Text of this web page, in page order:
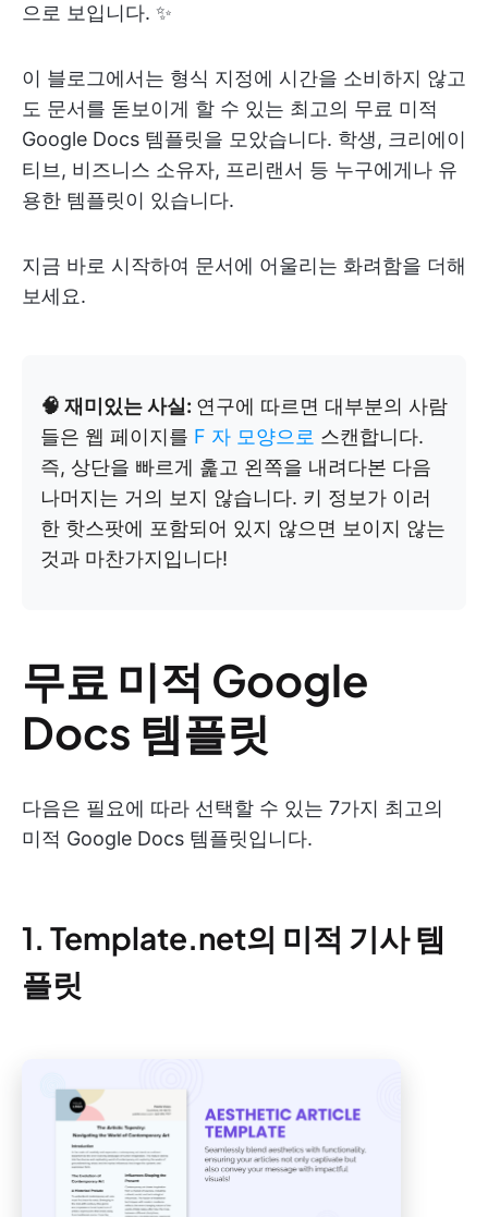
으로 보입니다. ✨
이 블로그에서는 형식 지정에 시간을 소비하지 않고
도 문서를 돋보이게 할 수 있는 최고의 무료 미적
Google Docs 템플릿을 모았습니다. 학생, 크리에이
티브, 비즈니스 소유자, 프리랜서 등 누구에게나 유
용한 템플릿이 있습니다.
지금 바로 시작하여 문서에 어울리는 화려함을 더해
보세요.
🧠 재미있는 사실: 연구에 따르면 대부분의 사람
들은 웹 페이지를 F 자 모양으로 스캔합니다.
즉, 상단을 빠르게 훑고 왼쪽을 내려다본 다음
나머지는 거의 보지 않습니다. 키 정보가 이러
한 핫스팟에 포함되어 있지 않으면 보이지 않는
것과 마찬가지입니다!
무료 미적 Google
Docs 템플릿
다음은 필요에 따라 선택할 수 있는 7가지 최고의
미적 Google Docs 템플릿입니다.
1. Template.net의 미적 기사 템
플릿